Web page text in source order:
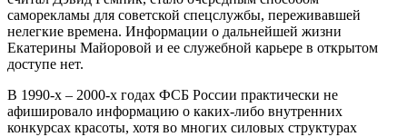
саморекламы для советской спецслужбы, переживавшей
нелегкие времена. Информации о дальнейшей жизни
Екатерины Майоровой и ее служебной карьере в открытом
доступе нет.
В 1990-х – 2000-х годах ФСБ России практически не
афишировало информацию о каких-либо внутренних
конкурсах красоты, хотя во многих силовых структурах